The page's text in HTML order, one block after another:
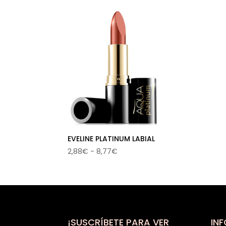
EVELINE PLATINUM LABIAL
2,88€ - 8,77€
desde
8,77€
¡SUSCRÍBETE PARA VER